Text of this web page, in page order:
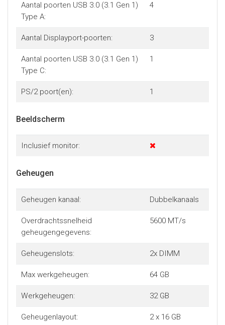
Aantal poorten USB 3.0 (3.1 Gen 1)
Type A:
4
Aantal Displayport-poorten: 3
Aantal poorten USB 3.0 (3.1 Gen 1)
Type C:
1
PS/2 poort(en): 1
Beeldscherm
Inclusief monitor:
Geheugen
Geheugen kanaal: Dubbelkanaals
Overdrachtssnelheid
geheugengegevens:
5600 MT/s
Geheugenslots: 2x DIMM
Max werkgeheugen: 64 GB
Werkgeheugen: 32 GB
Geheugenlayout: 2 x 16 GB